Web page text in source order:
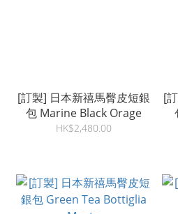
[訂製] 日本新禧馬臀皮短銀
包 Marine Black Orage
HK$2,480.00
[